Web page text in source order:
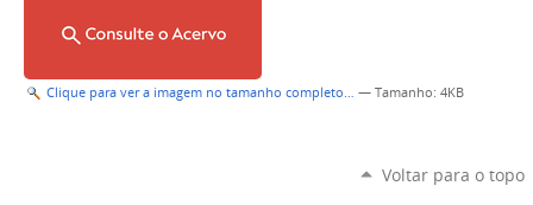
Clique para ver a imagem no tamanho completo… — Tamanho: 4KB
Voltar para o topo